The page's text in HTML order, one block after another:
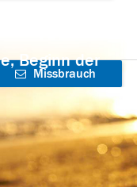
Beginn der
Missbrauch